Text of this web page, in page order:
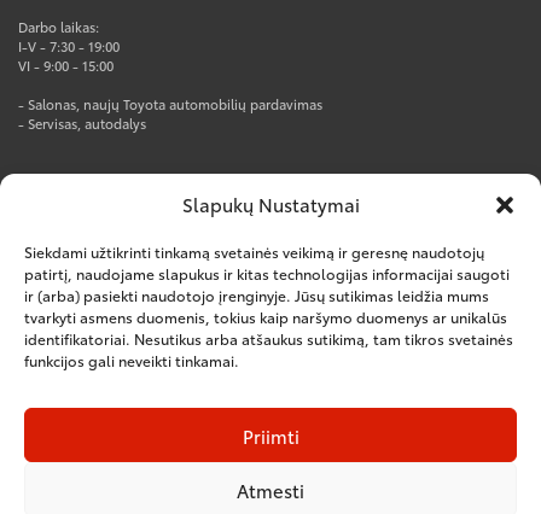
Slapukų Nustatymai
Siekdami užtikrinti tinkamą svetainės veikimą ir geresnę naudotojų
patirtį, naudojame slapukus ir kitas technologijas informacijai saugoti
ir (arba) pasiekti naudotojo įrenginyje. Jūsų sutikimas leidžia mums
tvarkyti asmens duomenis, tokius kaip naršymo duomenys ar unikalūs
identifikatoriai. Nesutikus arba atšaukus sutikimą, tam tikros svetainės
funkcijos gali neveikti tinkamai.
Priimti
Atmesti
Darbo laikas:
I-V - 7:30 - 19:00
VI - 9:00 - 15:00
- Salonas, naujų Toyota automobilių pardavimas
- Servisas, autodalys
AUTOTOJA PRO CENTRAS
el.p. info@autotoja.lt
Darbo laikas:
I-V – 8:00-18:00
VI – nedirbame
– Salonas, naujų komercinių automobilių pardavimas
– Kėbulų remontas